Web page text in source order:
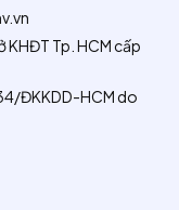
Tp. HCM cấp
ĐKKDD-HCM do